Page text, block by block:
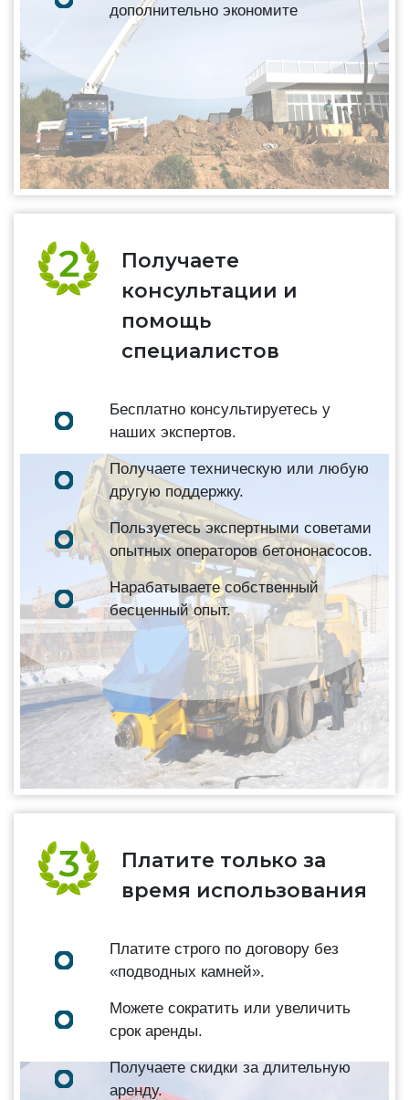
дополнительно экономите
Получаете
консультации и
помощь
специалистов
Бесплатно консультируетесь у
наших экспертов.
Получаете техническую или любую
другую поддержку.
Пользуетесь экспертными советами
опытных операторов бетононасосов.
Нарабатываете собственный
бесценный опыт.
Платите только за
время использования
Платите строго по договору без
«подводных камней».
Можете сократить или увеличить
срок аренды.
Получаете скидки за длительную
аренду.